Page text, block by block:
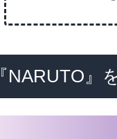
『NARUTO